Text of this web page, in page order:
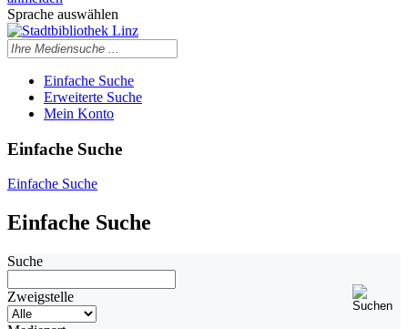
Sprache auswählen
Einfache Suche
Erweiterte Suche
Mein Konto
Einfache Suche
Einfache Suche
Einfache Suche
Suche
Zweigstelle